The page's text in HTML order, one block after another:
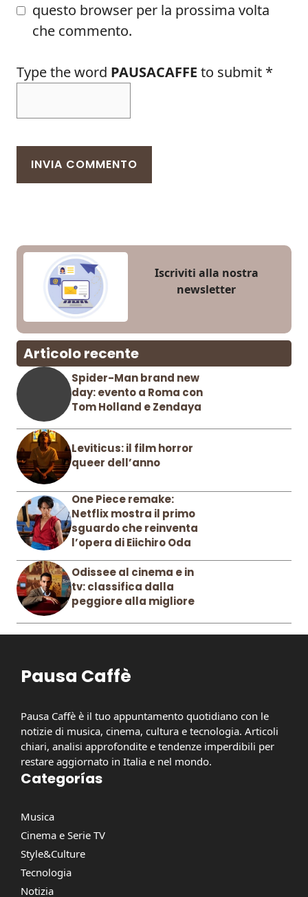
questo browser per la prossima volta
che commento.
Type the word PAUSACAFFE to submit *
Iscriviti alla nostra
newsletter
Articolo recente
Spider-Man brand new
day: evento a Roma con
Tom Holland e Zendaya
Leviticus: il film horror
queer dell’anno
One Piece remake:
Netflix mostra il primo
sguardo che reinventa
l’opera di Eiichiro Oda
Odissee al cinema e in
tv: classifica dalla
peggiore alla migliore
Pausa Caffè
Pausa Caffè è il tuo appuntamento quotidiano con le
notizie di musica, cinema, cultura e tecnologia. Articoli
chiari, analisi approfondite e tendenze imperdibili per
restare aggiornato in Italia e nel mondo.
Categorías
Musica
Cinema e Serie TV
Style&Culture
Tecnologia
Notizia